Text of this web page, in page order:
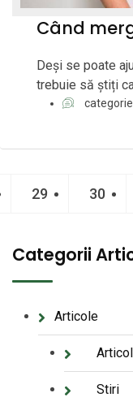
Când
Deși se poate
trebuie să știți
categorie
29 30
Categorii
Articole
Stiri